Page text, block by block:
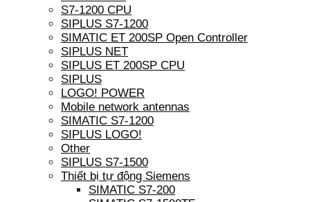
S7-1200 CPU
SIPLUS S7-1200
SIMATIC ET 200SP Open Controller
SIPLUS NET
SIPLUS ET 200SP CPU
SIPLUS
LOGO! POWER
Mobile network antennas
SIMATIC S7-1200
SIPLUS LOGO!
Other
SIPLUS S7-1500
Thiết bị tự động Siemens
SIMATIC S7-200